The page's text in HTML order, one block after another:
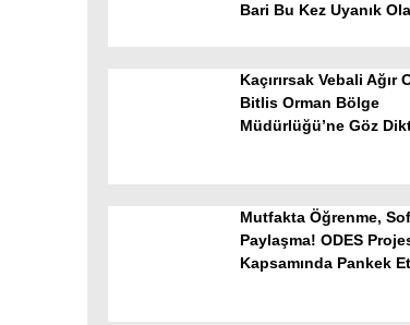
Bari Bu Kez Uyanık
Kaçırırsak Vebali Ağır
Bitlis Orman Bölge
Müdürlüğü’ne Göz
Mutfakta Öğrenme,
Paylaşma! ODES
Kapsamında Pankek